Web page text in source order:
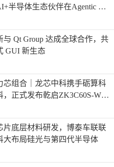
半导体生态伙伴在Agentic AI
新
与 Qt Group 达成全球合作，共
GUI 新生态
芯组合｜龙芯中科携手砺算科
，正式发布乾启ZK3C60S-W全
业工作站
片底层材料研发，博泰车联联
大布局硅光与第四代半导体